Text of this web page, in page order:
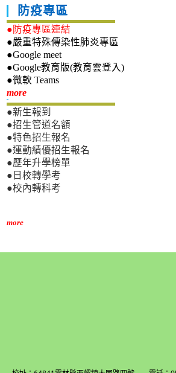
防疫專區
●防疫專區連結
●嚴重特殊傳染性肺炎專區
●Google meet
●Google教育版(教育雲登入)
●微軟 Teams
more新生專區
●新生報到
●招生管道名額
●特色招生報名
●運動績優招生報名
●歷年升學榜單
●日校轉學考
●校內轉科考
more